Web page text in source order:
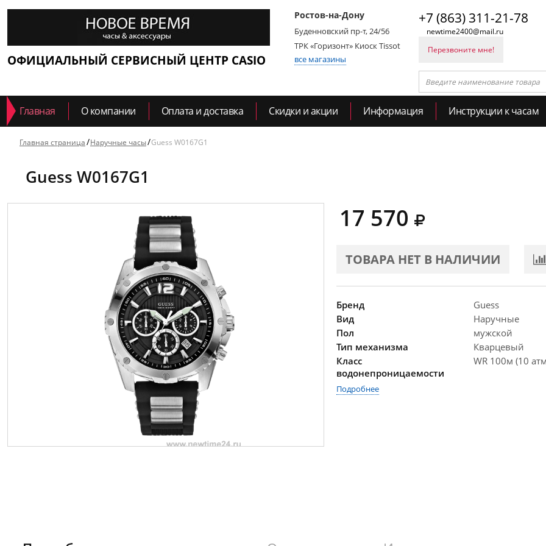
ОФИЦИАЛЬНЫЙ СЕРВИСНЫЙ ЦЕНТР CASIO
Ростов-на-Дону
Буденновский пр-т, 24/56
ТРК «Горизонт» Киоск Tissot
все магазины
+7 (863) 311-21-78
newtime2400@mail.ru
Перезвоните мне!
Главная О компании Оплата и доставка Скидки и акции Информация Инструкции к часам
Главная страница Наручные часы Guess W0167G1
Guess W0167G1
17 570
ТОВАРА НЕТ В НАЛИЧИИ
Бренд
Guess
Вид
Наручные
Пол
мужской
Тип механизма
Кварцевый
Класс
водонепроницаемости
WR 100м (10
Подробнее